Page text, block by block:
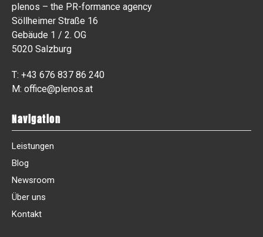
plenos – the PR-formance agency
Söllheimer Straße 16
Gebäude 1 / 2. OG
5020 Salzburg
T: +43 676 837 86 240
M: office@plenos.at
Navigation
Leistungen
Blog
Newsroom
Über uns
Kontakt